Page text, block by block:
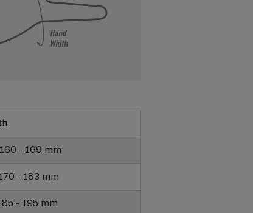
- 169 mm
- 183 mm
- 195 mm